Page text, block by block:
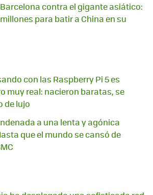
contra el gigante asiático:
para batir a China en su
con las Raspberry Pi 5 es
muy real: nacieron baratas, se
de lujo
a una lenta y agónica
que el mundo se cansó de